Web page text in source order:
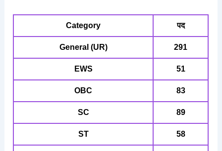
Category पद
General (UR) 291
EWS 51
OBC 83
SC 89
ST 58